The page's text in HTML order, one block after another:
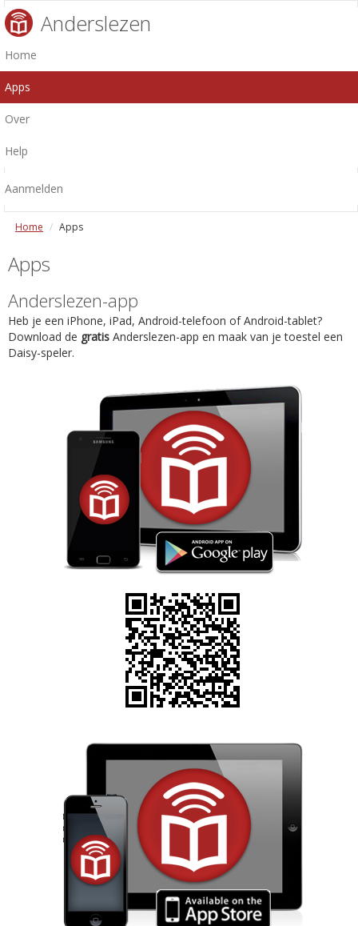
Anderslezen
Home
Apps
Over
Help
Aanmelden
Home Apps
Apps
Anderslezen-app
Heb je een iPhone, iPad, Android-telefoon of Android-tablet?
Download de gratis Anderslezen-app en maak van je toestel een
Daisy-speler.